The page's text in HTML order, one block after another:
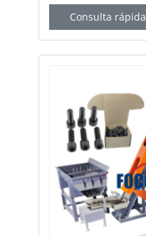
Consulta rápida